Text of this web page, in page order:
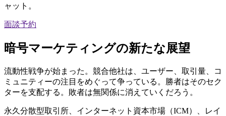
ャット。
面談予約
暗号マーケティングの新たな展望
流動性戦争が始まった。競合他社は、ユーザー、取引量、コ
ミュニティーの注目をめぐって争っている。勝者はそのセク
ターを支配する。敗者は無関係に消えていくだろう。
永久分散型取引所、インターネット資本市場（ICM）、レイ